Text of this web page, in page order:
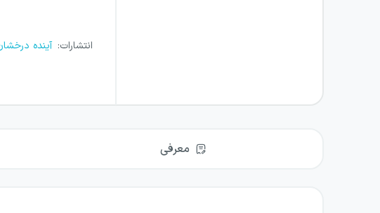
انتشارات: آینده
معرفی